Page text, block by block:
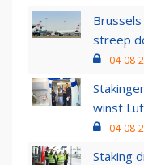
streep
04-08-
winst
04-08-
Staking